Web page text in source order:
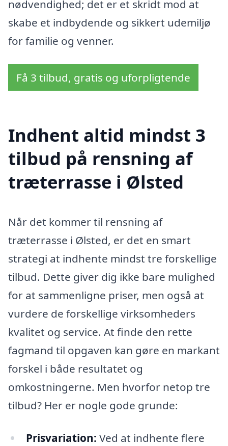
nødvendighed; det er et skridt mod at
skabe et indbydende og sikkert udemiljø
for familie og venner.
Få 3 tilbud, gratis og uforpligtende
Indhent altid mindst 3
tilbud på rensning af
træterrasse i Ølsted
Når det kommer til rensning af
træterrasse i Ølsted, er det en smart
strategi at indhente mindst tre forskellige
tilbud. Dette giver dig ikke bare mulighed
for at sammenligne priser, men også at
vurdere de forskellige virksomheders
kvalitet og service. At finde den rette
fagmand til opgaven kan gøre en markant
forskel i både resultatet og
omkostningerne. Men hvorfor netop tre
tilbud? Her er nogle gode grunde:
Prisvariation: Ved at indhente flere